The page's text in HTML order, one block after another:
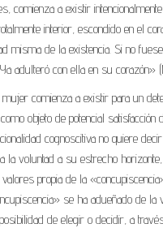
comienza a existir
interior, escondido en el
misma de la existencia. Si no
adulteró con ella en su corazón»
comienza a existir para un
objeto de potencial
cognoscitiva no quiere
la voluntad a su estrecho
propia de la
se ha adueñado de la
de elegir o decidir, a